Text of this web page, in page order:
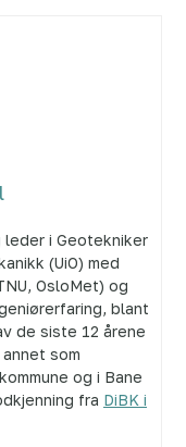
i Geotekniker
(UiO) med
OsloMet) og
blant
de siste 12 årene
som
og i Bane
fra DiBK i